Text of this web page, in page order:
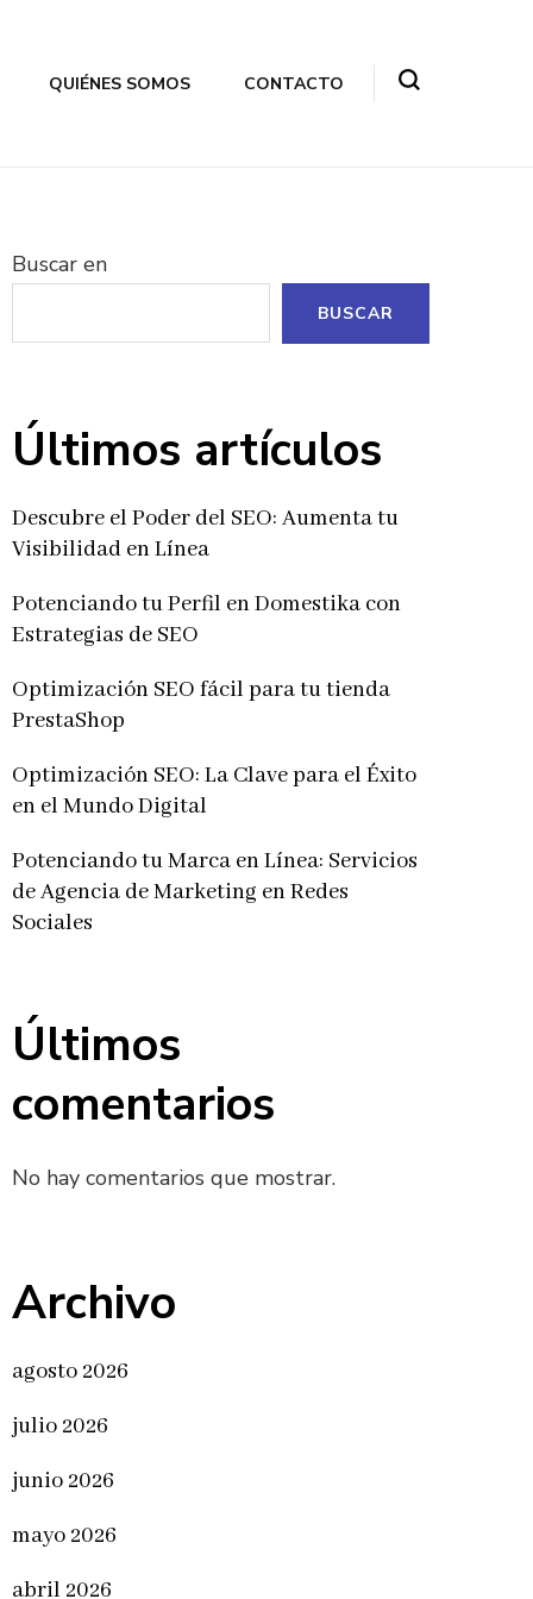
QUIÉNES SOMOS CONTACTO
Buscar en
BUSCAR
Últimos artículos
Descubre el Poder del SEO: Aumenta tu
Visibilidad en Línea
Potenciando tu Perfil en Domestika con
Estrategias de SEO
Optimización SEO fácil para tu tienda
PrestaShop
Optimización SEO: La Clave para el Éxito
en el Mundo Digital
Potenciando tu Marca en Línea: Servicios
de Agencia de Marketing en Redes
Sociales
Últimos
comentarios
No hay comentarios que mostrar.
Archivo
agosto 2026
julio 2026
junio 2026
mayo 2026
abril 2026